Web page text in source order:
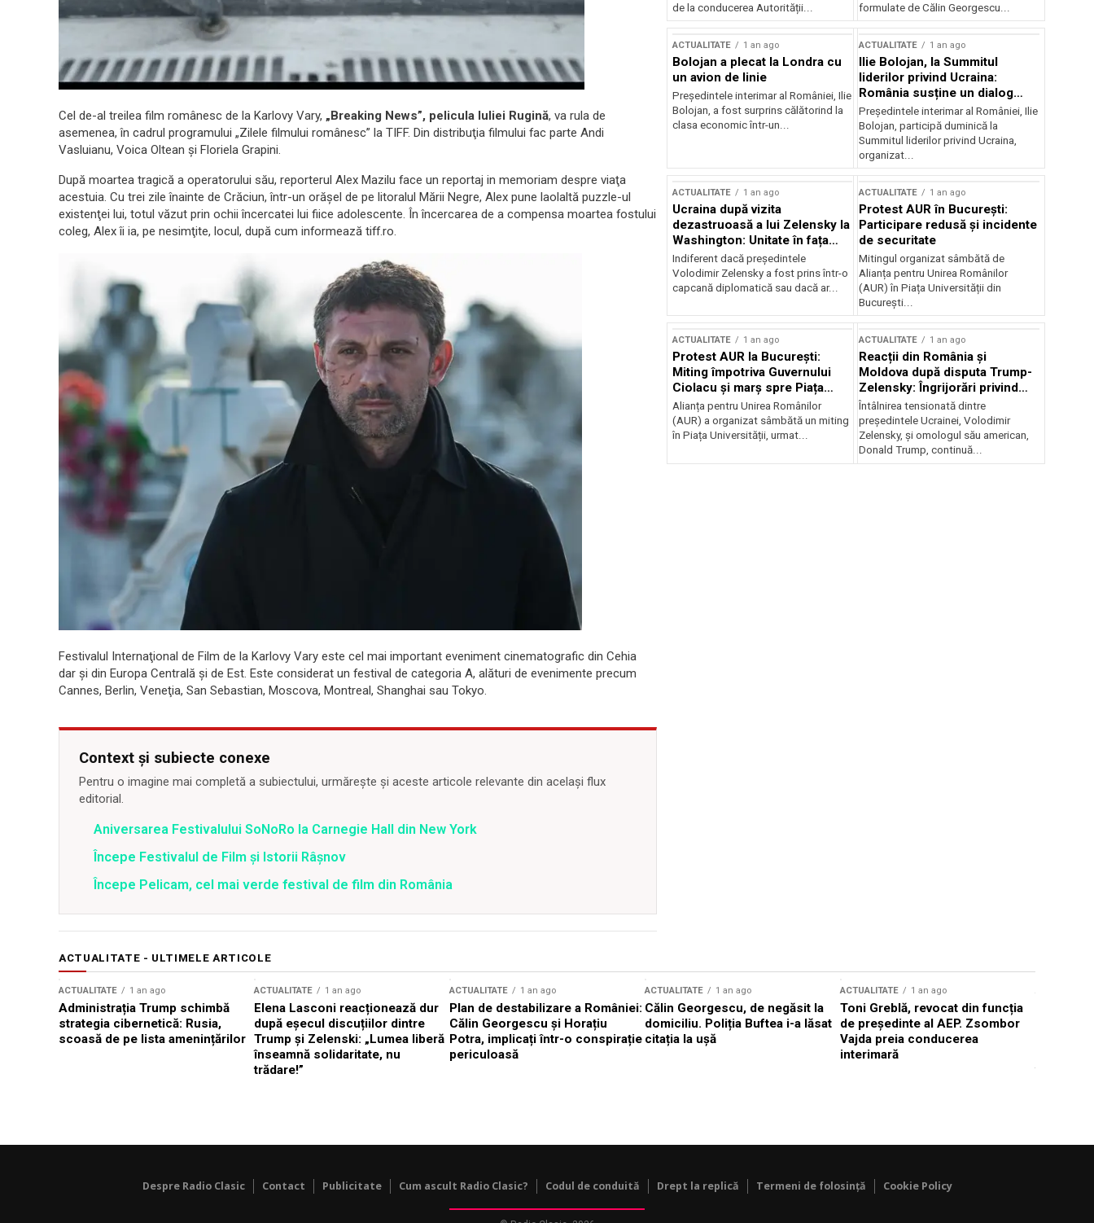
Cel de-al treilea film românesc de la Karlovy Vary, „Breaking News”, pelicula Iuliei Rugină, va rula de
asemenea, în cadrul programului „Zilele filmului românesc” la TIFF. Din distribuţia filmului fac parte Andi
Vasluianu, Voica Oltean şi Floriela Grapini.
După moartea tragică a operatorului său, reporterul Alex Mazilu face un reportaj in memoriam despre viaţa
acestuia. Cu trei zile înainte de Crăciun, într-un orăşel de pe litoralul Mării Negre, Alex pune laolaltă puzzle-ul
existenţei lui, totul văzut prin ochii încercatei lui fiice adolescente. În încercarea de a compensa moartea fostului
coleg, Alex îi ia, pe nesimţite, locul, după cum informează tiff.ro.
Festivalul Internaţional de Film de la Karlovy Vary este cel mai important eveniment cinematografic din Cehia
dar şi din Europa Centrală şi de Est. Este considerat un festival de categoria A, alături de evenimente precum
Cannes, Berlin, Veneţia, San Sebastian, Moscova, Montreal, Shanghai sau Tokyo.
Context și subiecte conexe
Pentru o imagine mai completă a subiectului, urmărește și aceste articole relevante din același flux
editorial.
Aniversarea Festivalului SoNoRo la Carnegie Hall din New York
Începe Festivalul de Film și Istorii Râșnov
Începe Pelicam, cel mai verde festival de film din România
de la conducerea Autorității...
formulate de Călin Georgescu...
ACTUALITATE 1 an ago
Bolojan a plecat la Londra cu
un avion de linie
Președintele interimar al României, Ilie
Bolojan, a fost surprins călătorind la
clasa economic într-un...
ACTUALITATE 1 an ago
Ilie Bolojan, la Summitul
liderilor privind Ucraina:
România susține un dialog
transatlantic pentru securitate
și stabilitate
Președintele interimar al României, Ilie
Bolojan, participă duminică la
Summitul liderilor privind Ucraina,
organizat...
ACTUALITATE 1 an ago
Ucraina după vizita
dezastruoasă a lui Zelensky la
Washington: Unitate în fața
incertitudinii
Indiferent dacă președintele
Volodimir Zelensky a fost prins într-o
capcană diplomatică sau dacă ar...
ACTUALITATE 1 an ago
Protest AUR în București:
Participare redusă și incidente
de securitate
Mitingul organizat sâmbătă de
Alianța pentru Unirea Românilor
(AUR) în Piața Universității din
București...
ACTUALITATE 1 an ago
Protest AUR la București:
Miting împotriva Guvernului
Ciolacu și marș spre Piața
Victoriei
Alianța pentru Unirea Românilor
(AUR) a organizat sâmbătă un miting
în Piața Universității, urmat...
ACTUALITATE 1 an ago
Reacții din România și
Moldova după disputa Trump-
Zelensky: Îngrijorări privind
securitatea regională
Întâlnirea tensionată dintre
președintele Ucrainei, Volodimir
Zelensky, și omologul său american,
Donald Trump, continuă...
ACTUALITATE - ULTIMELE ARTICOLE
ACTUALITATE 1 an ago
Administrația Trump schimbă
strategia cibernetică: Rusia,
scoasă de pe lista amenințărilor
ACTUALITATE 1 an ago
Elena Lasconi reacționează dur
după eșecul discuțiilor dintre
Trump și Zelenski: „Lumea liberă
înseamnă solidaritate, nu
trădare!”
ACTUALITATE 1 an ago
Plan de destabilizare a României:
Călin Georgescu și Horațiu
Potra, implicați într-o conspirație
periculoasă
ACTUALITATE 1 an ago
Călin Georgescu, de negăsit la
domiciliu. Poliția Buftea i-a lăsat
citația la ușă
ACTUALITATE 1 an ago
Toni Greblă, revocat din funcția
de președinte al AEP. Zsombor
Vajda preia conducerea
interimară
Despre Radio Clasic Contact Publicitate Cum ascult Radio Clasic? Codul de conduită Drept la replică Termeni de folosință Cookie Policy